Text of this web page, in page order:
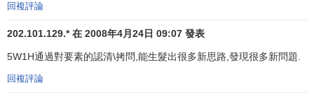
回複評論
202.101.129.* 在 2008年4月24日 09:07 發表
5W1H通過對要素的認清\拷問,能生髮出很多新思路,發現很多新問題.
回複評論